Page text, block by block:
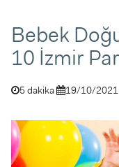
Bebek
10 İzmir
5 dakika 19/10/2021